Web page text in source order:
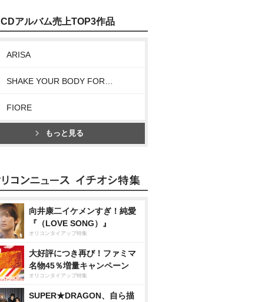
CDアルバム売上TOP3作品
ARISA
FIORE
もっと見る
向井康二イケメンすぎ！純愛
『（LOVE SONG）』
オリコンタイアップ特集
大好評につき再び！ファミマ
名物45％増量キャンペーン
オリコンタイアップ特集
SUPER★DRAGON、自ら描